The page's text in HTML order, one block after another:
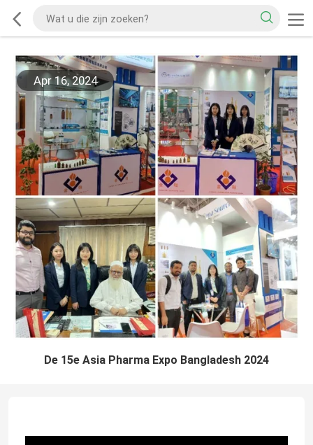
Apr 16, 2024
De 15e Asia Pharma Expo Bangladesh 2024